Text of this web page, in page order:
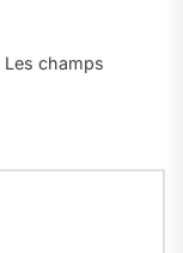
Les champs